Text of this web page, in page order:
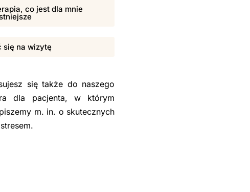
co jest dla mnie
się na wizytę
się także do naszego
dla pacjenta, w którym
m. in. o skutecznych